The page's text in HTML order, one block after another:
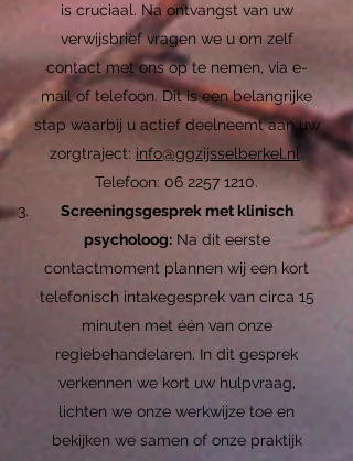
is cruciaal. Na ontvangst van uw
verwijsbrief vragen we u om zelf
contact met ons op te nemen, via e-
mail of telefoon. Dit is een belangrijke
stap waarbij u actief deelneemt aan uw
zorgtraject: info@ggzijsselberkel.nl.
Telefoon: 06 2257 1210.
Screeningsgesprek met klinisch
psycholoog:Na dit eerste
contactmoment plannen wij een kort
telefonisch intakegesprek van circa 15
minuten met één van onze
regiebehandelaren. In dit gesprek
verkennen we kort uw hulpvraag,
lichten we onze werkwijze toe en
bekijken we samen of onze praktijk